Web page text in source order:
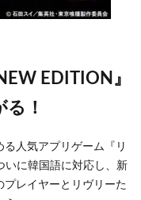
EDITION』
！
人気アプリゲーム『リ
いに韓国語に対応し、新
プレイヤーとリヴリーた